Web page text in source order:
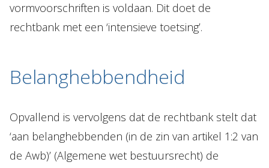
vormvoorschriften is voldaan. Dit doet de
rechtbank met een ‘intensieve toetsing’.
Belanghebbendheid
Opvallend is vervolgens dat de rechtbank stelt dat
‘aan belanghebbenden (in de zin van artikel 1:2 van
de Awb)’ (Algemene wet bestuursrecht) de